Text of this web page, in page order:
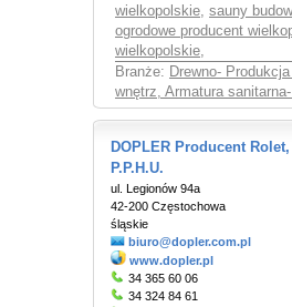
wielkopolskie, sauny
ogrodowe producent
wielkopolskie,
Branże: Drewno-
wnętrz, Armatura
DOPLER Producent
P.P.H.U.
ul. Legionów 94a
42-200 Częstochowa
śląskie
biuro@dopler.com.pl
www.dopler.pl
34 365 60 06
34 324 84 61